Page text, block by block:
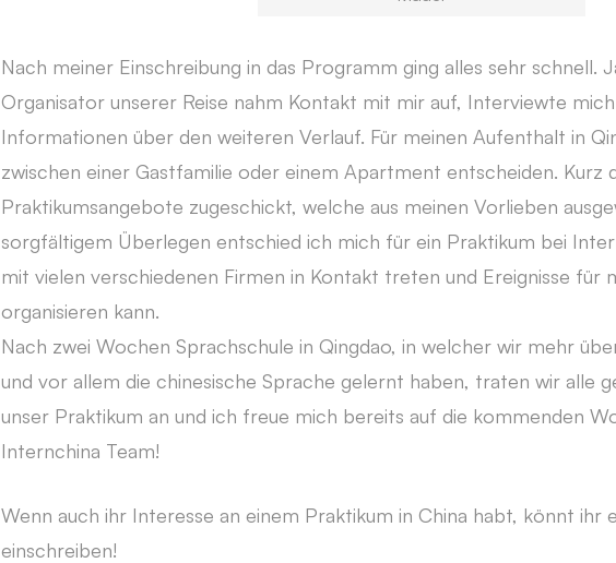
Nach meiner Einschreibung in das Programm ging alles sehr schnell.
Organisator unserer Reise nahm Kontakt mit mir auf, Interviewte
Informationen über den weiteren Verlauf. Für meinen Aufenthalt in
zwischen einer Gastfamilie oder einem Apartment entscheiden. Kurz
Praktikumsangebote zugeschickt, welche aus meinen Vorlieben
sorgfältigem Überlegen entschied ich mich für ein Praktikum bei
mit vielen verschiedenen Firmen in Kontakt treten und Ereignisse für
organisieren kann.
Nach zwei Wochen Sprachschule in Qingdao, in welcher wir mehr
und vor allem die chinesische Sprache gelernt haben, traten wir alle
unser Praktikum an und ich freue mich bereits auf die kommenden
Internchina Team!
Wenn auch ihr Interesse an einem Praktikum in China habt, könnt ihr
einschreiben!